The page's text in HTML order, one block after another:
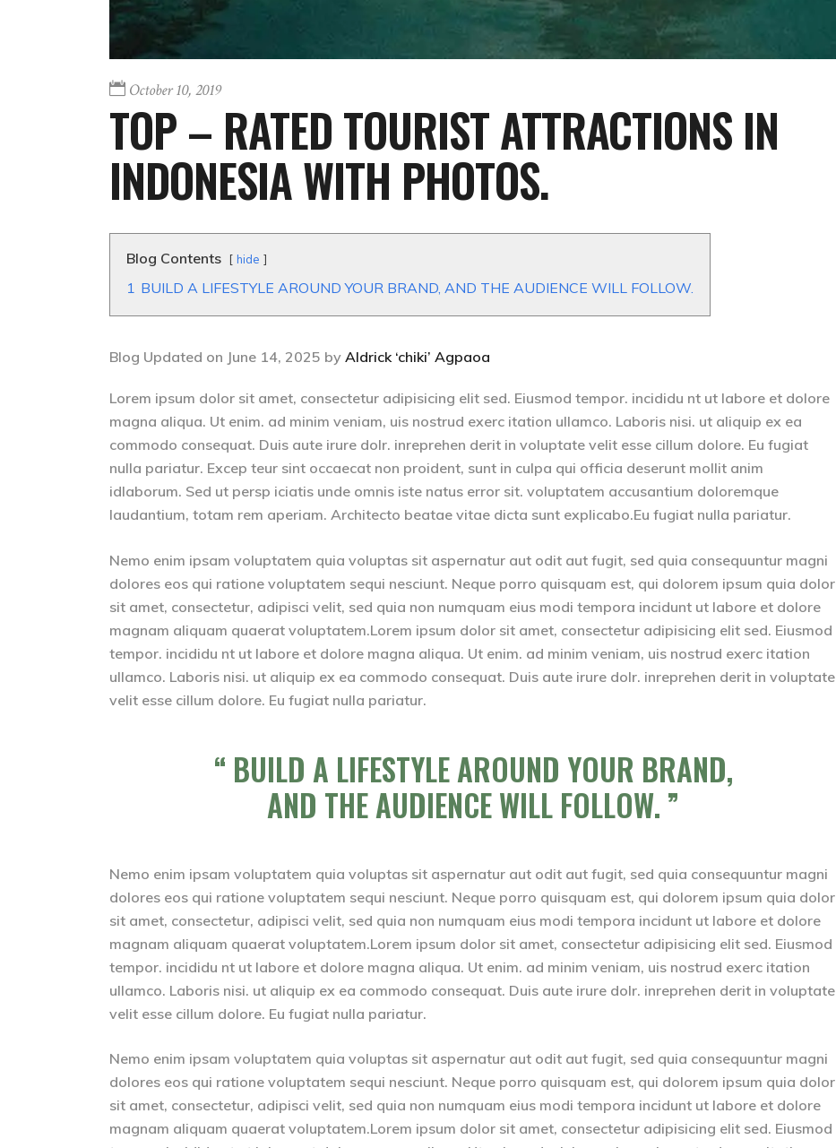
October 10, 2019
TOP – RATED TOURIST ATTRACTIONS IN
INDONESIA WITH PHOTOS.
Blog Contents hide
1 BUILD A LIFESTYLE AROUND YOUR BRAND, AND THE AUDIENCE WILL FOLLOW.
Blog Updated on June 14, 2025 by Aldrick ‘chiki’ Agpaoa
Lorem ipsum dolor sit amet, consectetur adipisicing elit sed. Eiusmod tempor. incididu nt ut labore et dolore
magna aliqua. Ut enim. ad minim veniam, uis nostrud exerc itation ullamco. Laboris nisi. ut aliquip ex ea
commodo consequat. Duis aute irure dolr. inreprehen derit in voluptate velit esse cillum dolore. Eu fugiat
nulla pariatur. Excep teur sint occaecat non proident, sunt in culpa qui officia deserunt mollit anim
idlaborum. Sed ut persp iciatis unde omnis iste natus error sit. voluptatem accusantium doloremque
laudantium, totam rem aperiam. Architecto beatae vitae dicta sunt explicabo.Eu fugiat nulla pariatur.
Nemo enim ipsam voluptatem quia voluptas sit aspernatur aut odit aut fugit, sed quia consequuntur magni
dolores eos qui ratione voluptatem sequi nesciunt. Neque porro quisquam est, qui dolorem ipsum quia dolor
sit amet, consectetur, adipisci velit, sed quia non numquam eius modi tempora incidunt ut labore et dolore
magnam aliquam quaerat voluptatem.Lorem ipsum dolor sit amet, consectetur adipisicing elit sed. Eiusmod
tempor. incididu nt ut labore et dolore magna aliqua. Ut enim. ad minim veniam, uis nostrud exerc itation
ullamco. Laboris nisi. ut aliquip ex ea commodo consequat. Duis aute irure dolr. inreprehen derit in voluptate
velit esse cillum dolore. Eu fugiat nulla pariatur.
BUILD A LIFESTYLE AROUND YOUR BRAND,
AND THE AUDIENCE WILL FOLLOW.
Nemo enim ipsam voluptatem quia voluptas sit aspernatur aut odit aut fugit, sed quia consequuntur magni
dolores eos qui ratione voluptatem sequi nesciunt. Neque porro quisquam est, qui dolorem ipsum quia dolor
sit amet, consectetur, adipisci velit, sed quia non numquam eius modi tempora incidunt ut labore et dolore
magnam aliquam quaerat voluptatem.Lorem ipsum dolor sit amet, consectetur adipisicing elit sed. Eiusmod
tempor. incididu nt ut labore et dolore magna aliqua. Ut enim. ad minim veniam, uis nostrud exerc itation
ullamco. Laboris nisi. ut aliquip ex ea commodo consequat. Duis aute irure dolr. inreprehen derit in voluptate
velit esse cillum dolore. Eu fugiat nulla pariatur.
Nemo enim ipsam voluptatem quia voluptas sit aspernatur aut odit aut fugit, sed quia consequuntur magni
dolores eos qui ratione voluptatem sequi nesciunt. Neque porro quisquam est, qui dolorem ipsum quia dolor
sit amet, consectetur, adipisci velit, sed quia non numquam eius modi tempora incidunt ut labore et dolore
magnam aliquam quaerat voluptatem.Lorem ipsum dolor sit amet, consectetur adipisicing elit sed. Eiusmod